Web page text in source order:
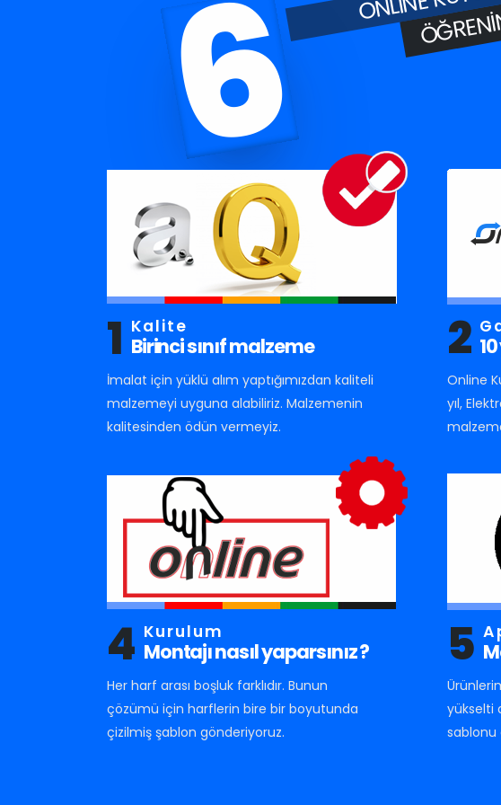
6
1 Kalite
Birinci sınıf malzeme
İmalat için yüklü alım yaptığımızdan kaliteli
malzemeyi uyguna alabiliriz. Malzemenin
kalitesinden ödün vermeyiz.
2
Online
yıl,
4 Kurulum
Montajı nasıl yaparsınız ?
Her harf arası boşluk farklıdır. Bunun
çözümü için harflerin bire bir boyutunda
çizilmiş şablon gönderiyoruz.
5
yükselti
sablonu